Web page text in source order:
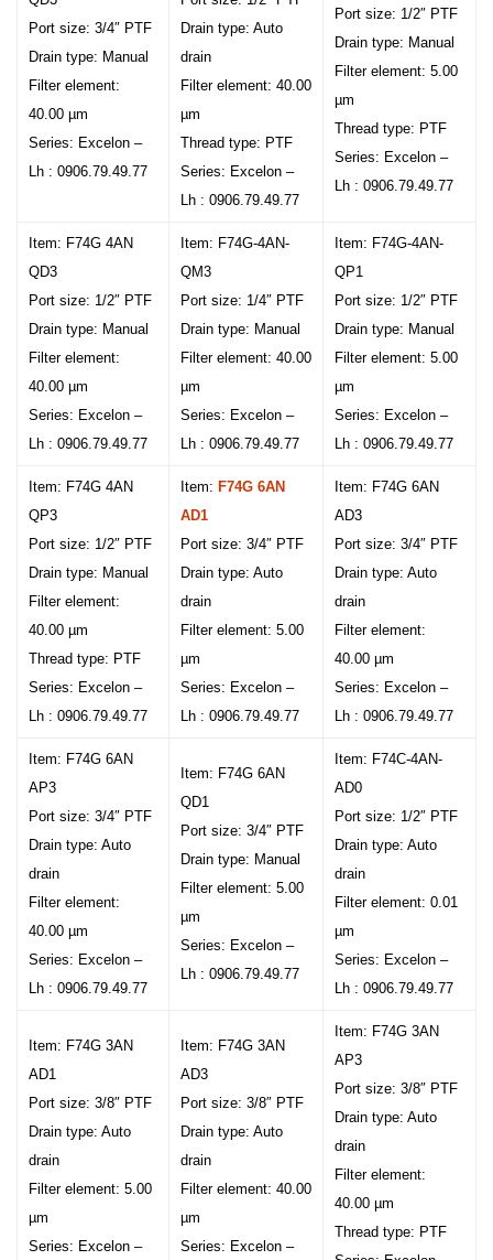
Port size: 3/4″ PTF
Drain type: Manual
Filter element:
40.00 µm
Series: Excelon –
Lh : 0906.79.49.77
Drain type: Auto
drain
Filter element: 40.00
µm
Thread type: PTF
Series: Excelon –
Lh : 0906.79.49.77
Port size: 1/2″ PTF
Drain type: Manual
Filter element: 5.00
µm
Thread type: PTF
Series: Excelon –
Lh : 0906.79.49.77
Item: F74G 4AN
QD3
Port size: 1/2″ PTF
Drain type: Manual
Filter element:
40.00 µm
Series: Excelon –
Lh : 0906.79.49.77
Item: F74G-4AN-
QM3
Port size: 1/4″ PTF
Drain type: Manual
Filter element: 40.00
µm
Series: Excelon –
Lh : 0906.79.49.77
Item: F74G-4AN-
QP1
Port size: 1/2″ PTF
Drain type: Manual
Filter element: 5.00
µm
Series: Excelon –
Lh : 0906.79.49.77
Item: F74G 4AN
QP3
Port size: 1/2″ PTF
Drain type: Manual
Filter element:
40.00 µm
Thread type: PTF
Series: Excelon –
Lh : 0906.79.49.77
Item: F74G 6AN
AD1
Port size: 3/4″ PTF
Drain type: Auto
drain
Filter element: 5.00
µm
Series: Excelon –
Lh : 0906.79.49.77
Item: F74G 6AN
AD3
Port size: 3/4″ PTF
Drain type: Auto
drain
Filter element:
40.00 µm
Series: Excelon –
Lh : 0906.79.49.77
Item: F74G 6AN
AP3
Port size: 3/4″ PTF
Drain type: Auto
drain
Filter element:
40.00 µm
Series: Excelon –
Lh : 0906.79.49.77
Item: F74G 6AN
QD1
Port size: 3/4″ PTF
Drain type: Manual
Filter element: 5.00
µm
Series: Excelon –
Lh : 0906.79.49.77
Item: F74C-4AN-
AD0
Port size: 1/2″ PTF
Drain type: Auto
drain
Filter element: 0.01
µm
Series: Excelon –
Lh : 0906.79.49.77
Item: F74G 3AN
AD1
Port size: 3/8″ PTF
Drain type: Auto
drain
Filter element: 5.00
µm
Series: Excelon –
Item: F74G 3AN
AD3
Port size: 3/8″ PTF
Drain type: Auto
drain
Filter element: 40.00
µm
Series: Excelon –
Item: F74G 3AN
AP3
Port size: 3/8″ PTF
Drain type: Auto
drain
Filter element:
40.00 µm
Thread type: PTF